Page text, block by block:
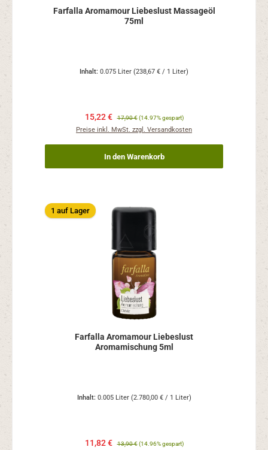
Farfalla Aromamour Liebeslust Massageöl
75ml
Inhalt: 0.075 Liter (238,67 € / 1 Liter)
15,22 € 17,90 € (14.97% gespart)
Preise inkl. MwSt. zzgl. Versandkosten
In den Warenkorb
1 auf Lager
Farfalla Aromamour Liebeslust
Aromamischung 5ml
Inhalt: 0.005 Liter (2.780,00 € / 1 Liter)
11,82 € 13,90 € (14.96% gespart)